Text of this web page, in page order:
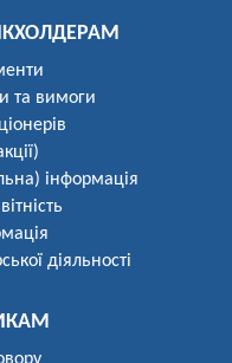
та вимоги
інформація
діяльності